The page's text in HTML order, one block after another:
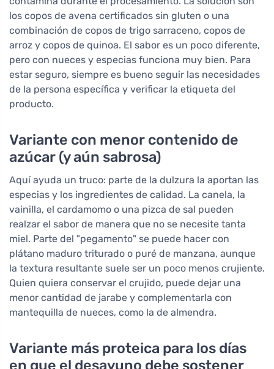
los copos de avena certificados sin gluten o una
combinación de copos de trigo sarraceno, copos de
arroz y copos de quinoa. El sabor es un poco diferente,
pero con nueces y especias funciona muy bien. Para
estar seguro, siempre es bueno seguir las necesidades
de la persona específica y verificar la etiqueta del
producto.
Variante con menor contenido de
azúcar (y aún sabrosa)
Aquí ayuda un truco: parte de la dulzura la aportan las
especias y los ingredientes de calidad. La canela, la
vainilla, el cardamomo o una pizca de sal pueden
realzar el sabor de manera que no se necesite tanta
miel. Parte del "pegamento" se puede hacer con
plátano maduro triturado o puré de manzana, aunque
la textura resultante suele ser un poco menos crujiente.
Quien quiera conservar el crujido, puede dejar una
menor cantidad de jarabe y complementarla con
mantequilla de nueces, como la de almendra.
Variante más proteica para los días
en que el desayuno debe sostener